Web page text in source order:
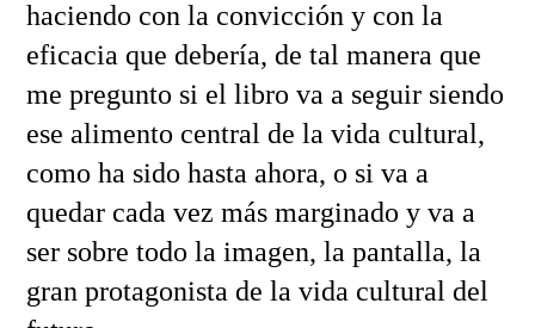
haciendo con la convicción y con la
eficacia que debería, de tal manera que
me pregunto si el libro va a seguir siendo
ese alimento central de la vida cultural,
como ha sido hasta ahora, o si va a
quedar cada vez más marginado y va a
ser sobre todo la imagen, la pantalla, la
gran protagonista de la vida cultural del